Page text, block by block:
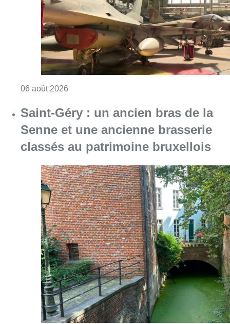
classés au patrimoine bruxellois
06 août 2026Consulter l'article "Saint-Géry : un ancien
La police lance un avis de
recherche après le viol d’une
femme de 33 ans à Bruxelles